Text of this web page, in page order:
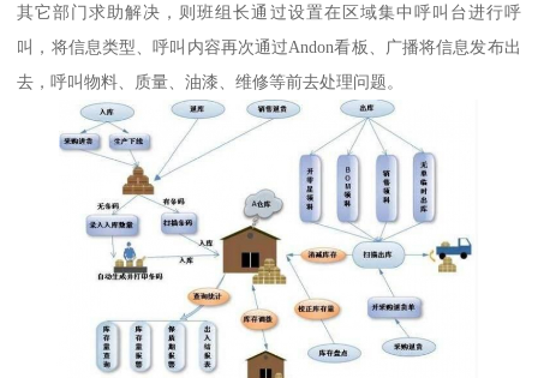
其它部门求助解决，则班组长通过设置在区域集中呼叫台进行呼
叫，将信息类型、呼叫内容再次通过Andon看板、广播将信息发布出
去，呼叫物料、质量、油漆、维修等前去处理问题。